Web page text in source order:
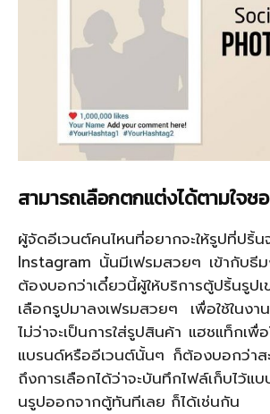
สามารถเลือกตกแต่งได้ตามใจช
ผู้จัดอีเวนต์คนไหนที่อยากจะให้รูปที่ปริ้
Instagram นั้นมีเฟรมสวยๆ เข้ากับธี
ต้องบอกว่าเดี๋ยวนี้ผู้ให้บริการตู้ปริ้นรูป
เลือกรูปมาลงเฟรมสวยๆ เพื่อใช้ในง
ไม่ว่าจะเป็นการใส่รูปสินค้า แฮชแท็กเพื่
แบรนด์หรืออีเวนต์นั้นๆ ก็ต้องบอกว่า
ถึงการเลือกได้ว่าจะบันทึกไฟล์เก็บไว้แ
นรูปออกจากตู้ทันทีเลย ก็ได้เช่นกัน